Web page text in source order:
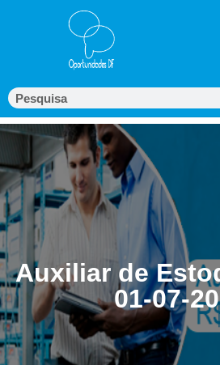
Auxiliar de
01-07-